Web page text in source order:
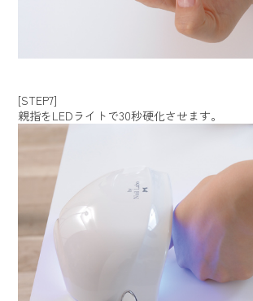
[STEP7]
親指をLEDライトで30秒硬化させます。